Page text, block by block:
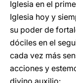
Iglesia en el
Iglesia hoy y
su poder de
dóciles en el
cada vez más
acciones y
divino auxilio: